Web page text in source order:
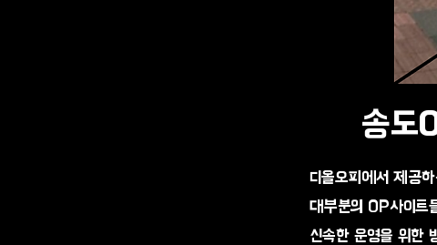
송도
디올오피에서 제공
대부분의 OP사이트
신속한 운영을 위한